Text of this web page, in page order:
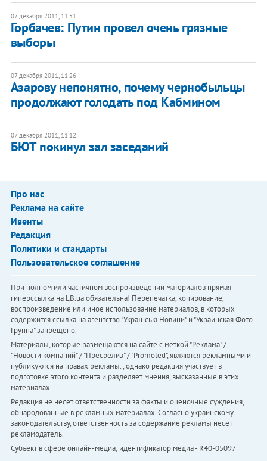
07 декабря 2011, 11:51
​Горбачев: Путин провел очень грязные
выборы
07 декабря 2011, 11:26
Азарову непонятно, почему чернобыльцы
продолжают голодать под Кабмином
07 декабря 2011, 11:12
БЮТ покинул зал заседаний
Про нас
Реклама на сайте
Ивенты
Редакция
Политики и стандарты
Пользовательское соглашение
При полном или частичном воспроизведении материалов прямая
гиперссылка на LB.ua обязательна! Перепечатка, копирование,
воспроизведение или иное использование материалов, в которых
содержится ссылка на агентство "Українськi Новини" и "Украинская Фото
Группа" запрещено.
Материалы, которые размещаются на сайте с меткой "Реклама" /
"Новости компаний" / "Пресрелиз" / "Promoted", являются рекламными и
публикуются на правах рекламы. , однако редакция участвует в
подготовке этого контента и разделяет мнения, высказанные в этих
материалах.
Редакция не несет ответственности за факты и оценочные суждения,
обнародованные в рекламных материалах. Согласно украинскому
законодательству, ответственность за содержание рекламы несет
рекламодатель.
Субъект в сфере онлайн-медиа; идентификатор медиа - R40-05097